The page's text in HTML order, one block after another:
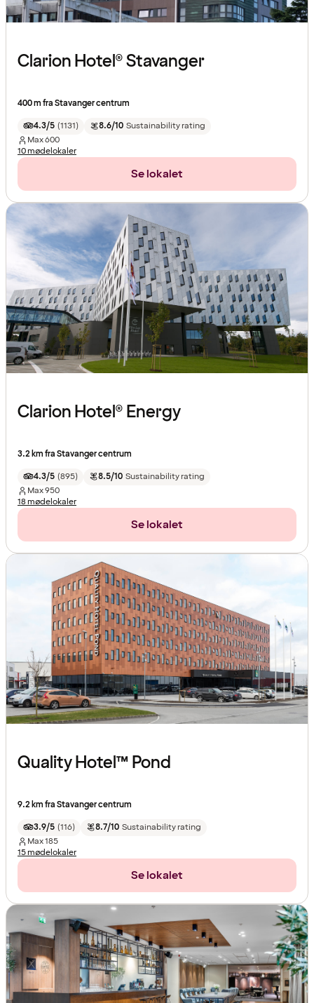
Clarion Hotel® Stavanger
400 m fra Stavanger centrum
4.3/5 (1131) 8.6/10 Sustainability rating
Max600
10 mødelokaler
Se lokalet
Clarion Hotel® Energy
3.2 km fra Stavanger centrum
4.3/5 (895) 8.5/10 Sustainability rating
Max950
18 mødelokaler
Se lokalet
Quality Hotel™ Pond
9.2 km fra Stavanger centrum
3.9/5 (116) 8.7/10 Sustainability rating
Max185
15 mødelokaler
Se lokalet